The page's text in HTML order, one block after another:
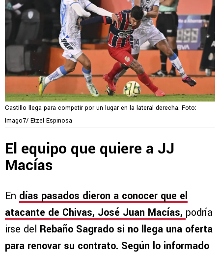
Castillo llega para competir por un lugar en la lateral derecha. Foto:
Imago7/ Etzel Espinosa
El equipo que quiere a JJ
Macías
En días pasados dieron a conocer que el
atacante de Chivas, José Juan Macías, podría
irse del Rebaño Sagrado si no llega una oferta
para renovar su contrato. Según lo informado